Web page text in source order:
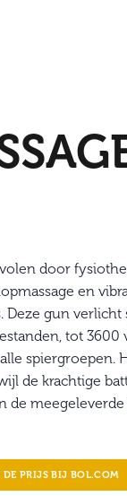
door
en
Deze gun
tot
spiergroepen.
de krachtige
de
DE PRIJS BIJ BOL.COM